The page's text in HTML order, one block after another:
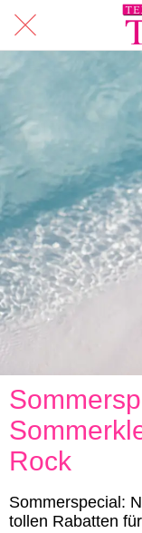
Rock
Sommerspecial:
tollen Rabatten